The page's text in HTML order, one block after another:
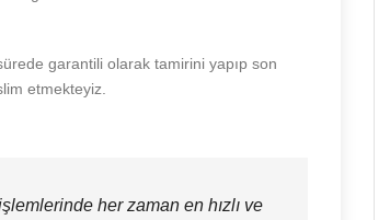
garantili olarak tamirini yapıp son
etmekteyiz.
her zaman en hızlı ve